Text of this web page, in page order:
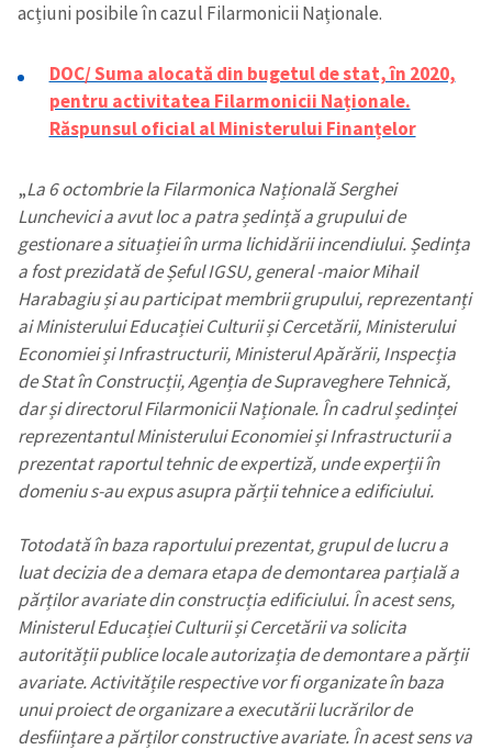
acțiuni posibile în cazul Filarmonicii Naționale.
DOC/ Suma alocată din bugetul de stat, în 2020,
pentru activitatea Filarmonicii Naționale.
Răspunsul oficial al Ministerului Finanțelor
„La 6 octombrie la Filarmonica Națională Serghei
Lunchevici a avut loc a patra ședință a grupului de
gestionare a situației în urma lichidării incendiului. Ședința
a fost prezidată de Șeful IGSU, general -maior Mihail
Harabagiu și au participat membrii grupului, reprezentanți
ai Ministerului Educației Culturii și Cercetării, Ministerului
Economiei și Infrastructurii, Ministerul Apărării, Inspecția
de Stat în Construcții, Agenția de Supraveghere Tehnică,
dar și directorul Filarmonicii Naționale. În cadrul ședinței
reprezentantul Ministerului Economiei și Infrastructurii a
prezentat raportul tehnic de expertiză, unde experții în
domeniu s-au expus asupra părții tehnice a edificiului.
Totodată în baza raportului prezentat, grupul de lucru a
luat decizia de a demara etapa de demontarea parțială a
părților avariate din construcția edificiului. În acest sens,
Ministerul Educației Culturii și Cercetării va solicita
autorității publice locale autorizația de demontare a părții
avariate. Activitățile respective vor fi organizate în baza
unui proiect de organizare a executării lucrărilor de
desființare a părților constructive avariate. În acest sens va